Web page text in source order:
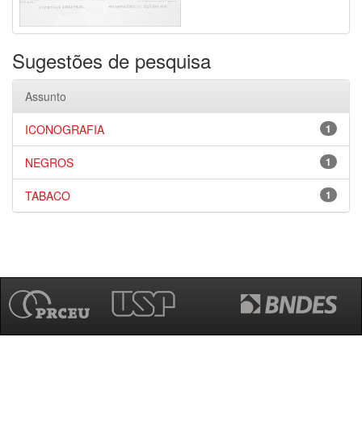
Sugestões de pesquisa
Assunto
1
ICONOGRAFIA
1
NEGROS
1
TABACO